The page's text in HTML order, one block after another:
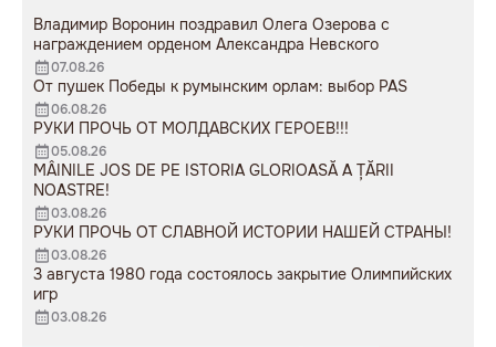
Владимир Воронин поздравил Олега Озерова с
награждением орденом Александра Невского
07.08.26
От пушек Победы к румынским орлам: выбор PAS
06.08.26
РУКИ ПРОЧЬ ОТ МОЛДАВСКИХ ГЕРОЕВ!!!
05.08.26
MÂINILE JOS DE PE ISTORIA GLORIOASĂ A ȚĂRII
NOASTRE!
03.08.26
РУКИ ПРОЧЬ ОТ СЛАВНОЙ ИСТОРИИ НАШЕЙ СТРАНЫ!
03.08.26
3 августа 1980 года состоялось закрытие Олимпийских
игр
03.08.26